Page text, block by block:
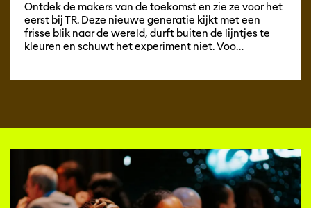
Ontdek de makers van de toekomst en zie ze voor het
eerst bij TR. Deze nieuwe generatie kijkt met een
frisse blik naar de wereld, durft buiten de lijntjes te
kleuren en schuwt het experiment niet. Voo…